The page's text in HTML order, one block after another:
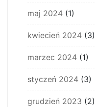
maj 2024 (1)
kwiecień 2024 (3)
marzec 2024 (1)
styczeń 2024 (3)
grudzień 2023 (2)